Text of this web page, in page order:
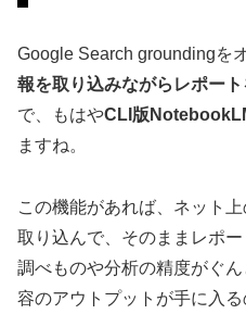
Google Search groundingを
報を取り込みながらレポー
で、もはやCLI版
ますね。
この機能があれば、ネット
取り込んで、そのままレポ
調べものや分析の精度がぐ
容のアウトプットが手に入